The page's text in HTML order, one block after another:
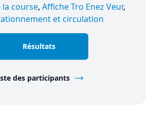
la course, Affiche Tro Enez Veur,
et circulation
Résultats
des participants